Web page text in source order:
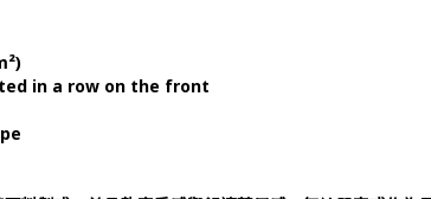
in a row on the front